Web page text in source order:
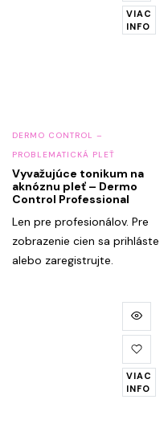
VIAC
INFO
DERMO CONTROL –
PROBLEMATICKÁ PLEŤ
Vyvažujúce tonikum na
aknóznu pleť – Dermo
Control Professional
Len pre profesionálov. Pre
zobrazenie cien sa prihláste
alebo zaregistrujte.
VIAC
INFO